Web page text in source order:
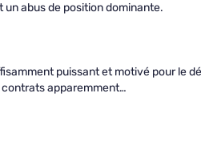
abus de position dominante.
puissant et motivé pour le
contrats apparemment…